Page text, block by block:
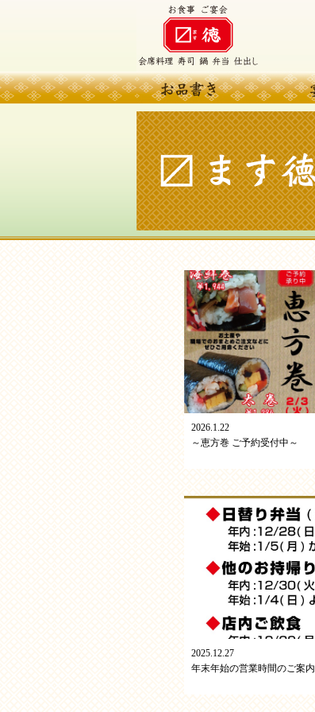
2026.1.22
～恵方巻 ご予約受付中～
2025.12.27
年末年始の営業時間のご案内